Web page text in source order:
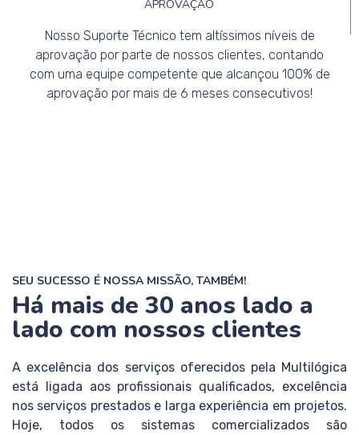
APROVAÇÃO
Nosso Suporte Técnico tem altíssimos níveis de
aprovação por parte de nossos clientes, contando
com uma equipe competente que alcançou 100% de
aprovação por mais de 6 meses consecutivos!
SEU SUCESSO É NOSSA MISSÃO, TAMBÉM!
Há mais de 30 anos lado a
lado com nossos clientes
A excelência dos serviços oferecidos pela Multilógica
está ligada aos profissionais qualificados, excelência
nos serviços prestados e larga experiência em projetos.
Hoje, todos os sistemas comercializados são